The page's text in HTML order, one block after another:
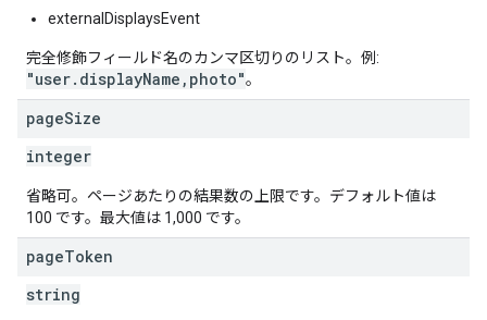
externalDisplaysEvent
完全修飾フィールド名のカンマ区切りのリスト。例:
"user.displayName,photo"。
pageSize
integer
省略可。ページあたりの結果数の上限です。デフォルト値は
100 です。最大値は 1,000 です。
pageToken
string